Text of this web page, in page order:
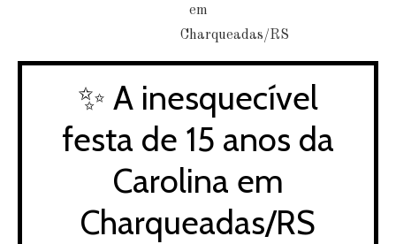
✨ A inesquecível
festa de 15 anos da
Carolina em
Charqueadas/RS